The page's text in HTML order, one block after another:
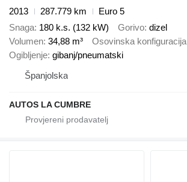
2013
287.779 km
Euro 5
Snaga 180 k.s. (132 kW) Gorivo dizel
Volumen 34,88 m³ Osovinska konfiguracija
Ogibljenje gibanj/pneumatski
Španjolska
AUTOS LA CUMBRE